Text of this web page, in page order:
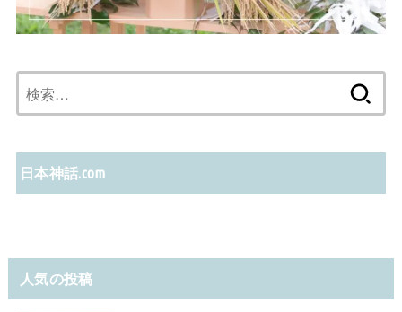
索:
日本神話.com
人気の投稿